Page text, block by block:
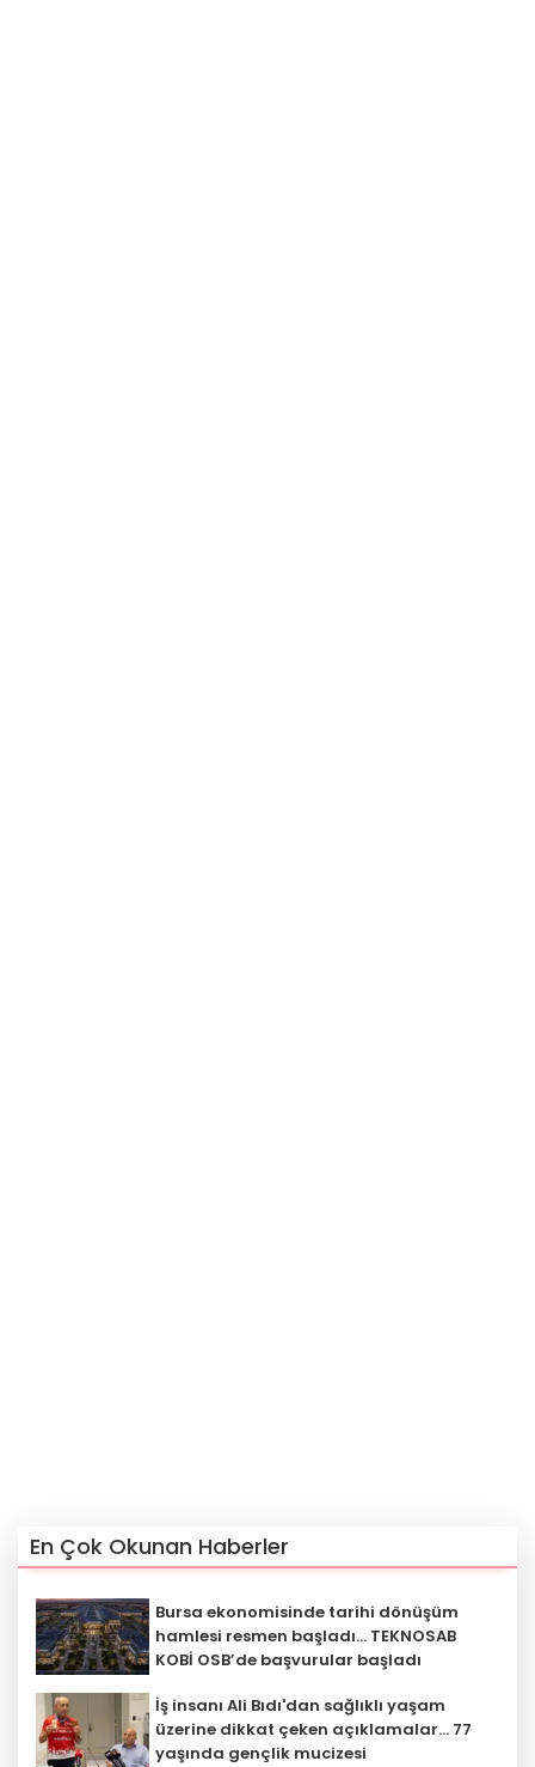
En Çok Okunan Haberler
Bursa ekonomisinde tarihi dönüşüm
hamlesi resmen başladı... TEKNOSAB
KOBİ OSB’de başvurular başladı
İş insanı Ali Bıdı'dan sağlıklı yaşam
üzerine dikkat çeken açıklamalar... 77
yaşında gençlik mucizesi